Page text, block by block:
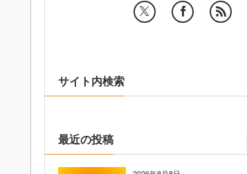
サイト内検索
最近の投稿